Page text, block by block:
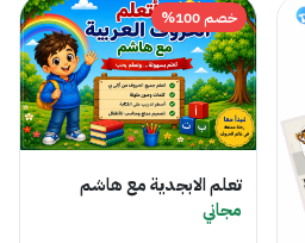
خصم 100%
تعلم الابجدية مع هاشم
مجاني